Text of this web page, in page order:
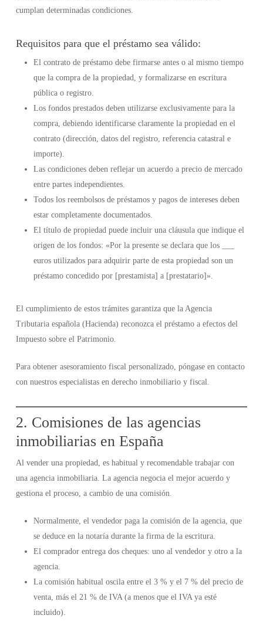
cumplan determinadas condiciones.
Requisitos para que el préstamo sea válido:
El contrato de préstamo debe firmarse antes o al mismo tiempo
que la compra de la propiedad, y formalizarse en escritura
pública o registro.
Los fondos prestados deben utilizarse exclusivamente para la
compra, debiendo identificarse claramente la propiedad en el
contrato (dirección, datos del registro, referencia catastral e
importe).
Las condiciones deben reflejar un acuerdo a precio de mercado
entre partes independientes.
Todos los reembolsos de préstamos y pagos de intereses deben
estar completamente documentados.
El título de propiedad puede incluir una cláusula que indique el
origen de los fondos: «Por la presente se declara que los ___
euros utilizados para adquirir parte de esta propiedad son un
préstamo concedido por [prestamista] a [prestatario]».
El cumplimiento de estos trámites garantiza que la Agencia
Tributaria española (Hacienda) reconozca el préstamo a efectos del
Impuesto sobre el Patrimonio.
Para obtener asesoramiento fiscal personalizado, póngase en contacto
con nuestros especialistas en derecho inmobiliario y fiscal.
2. Comisiones de las agencias
inmobiliarias en España
Al vender una propiedad, es habitual y recomendable trabajar con
una agencia inmobiliaria. La agencia negocia el mejor acuerdo y
gestiona el proceso, a cambio de una comisión.
Normalmente, el vendedor paga la comisión de la agencia, que
se deduce en la notaría durante la firma de la escritura.
El comprador entrega dos cheques: uno al vendedor y otro a la
agencia.
La comisión habitual oscila entre el 3 % y el 7 % del precio de
venta, más el 21 % de IVA (a menos que el IVA ya esté
incluido).